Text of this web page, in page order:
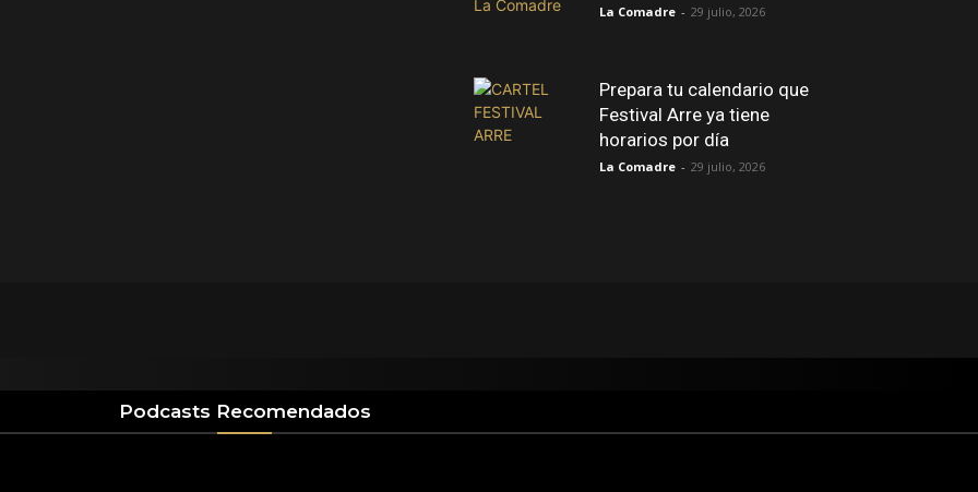
La Comadre - 29 julio, 2026
Prepara tu calendario que
Festival Arre ya tiene
horarios por día
La Comadre - 29 julio, 2026
Podcasts Recomendados